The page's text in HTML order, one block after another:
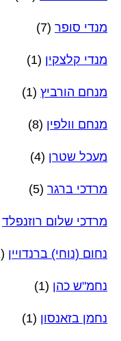
מנדי סופר (7)
מנדי קלצקין (1)
מנחם הורביץ (1)
מנחם וולפין (8)
מעכל שטרן (4)
מרדכי ברגר (5)
מרדכי שלום רוזנפלד
נחום (נוחי) ברנדויין (1)
נחמ"ש כהן (1)
נחמן בזאנסון (1)